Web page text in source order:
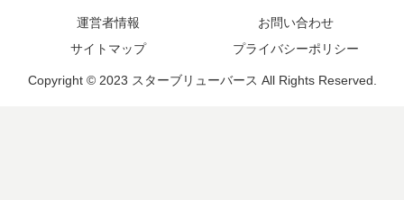
運営者情報
お問い合わせ
サイトマップ
プライバシーポリシー
Copyright © 2023 スターブリューバース All Rights Reserved.